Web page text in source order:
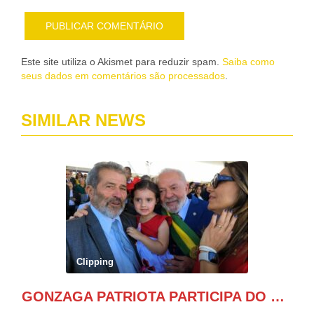
Este site utiliza o Akismet para reduzir spam. Saiba como
seus dados em comentários são processados.
SIMILAR NEWS
Clipping
GONZAGA PATRIOTA PARTICIPA DO DESFILE DA INDEPENDÊNCIA NO PALANQUE DA PRESIDÊNCIA DA REPÚBLICA E É ABRAÇADO POR LULA E POR GERALDO ALCKMIN.